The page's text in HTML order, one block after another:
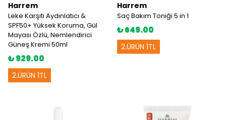
Harrem
Leke Karşıtı Aydınlatıcı &
SPF50+ Yüksek Koruma, Gül
Mayası Özlü, Nemlendirici
Güneş Kremi 50ml
₺ 929.00
2.ÜRÜN 1TL
Harrem
Saç Bakım Toniği 5 in 1
₺ 649.00
2.ÜRÜN 1TL